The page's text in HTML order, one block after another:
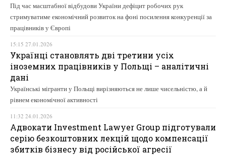
Під час масштабної відбудови України дефіцит робочих рук
стримуватиме економічний розвиток на фоні посилення конкуренції за
працівників у Європі
15:15 27.01.2026
Українці становлять дві третини усіх
іноземних працівників у Польщі – аналітичні
дані
Українські мігранти у Польщі вирізняються не лише чисельністю, а й
рівнем економічної активності
11:32 24.01.2026
Адвокати Investment Lawyer Group підготували
серію безкоштовних лекцій щодо компенсації
збитків бізнесу від російської агресії